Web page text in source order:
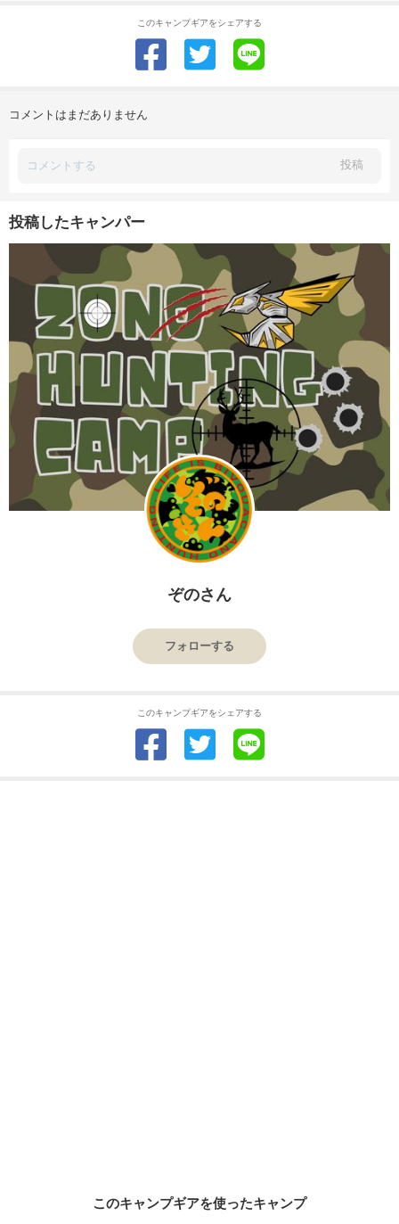
このキャンプギアをシェアする
コメントはまだありません
投稿
投稿したキャンパー
ぞのさん
フォローする
このキャンプギアをシェアする
このキャンプギアを使ったキャンプ